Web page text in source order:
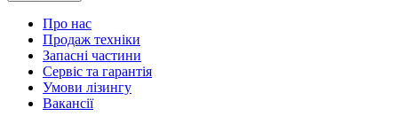
Про нас
Продаж техніки
Запасні частини
Сервіс та гарантія
Умови лізингу
Вакансії